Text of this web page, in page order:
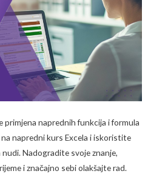
primjena naprednih funkcija i formula
napredni kurs Excela i iskoristite
Nadogradite svoje znanje,
i značajno sebi olakšajte rad.